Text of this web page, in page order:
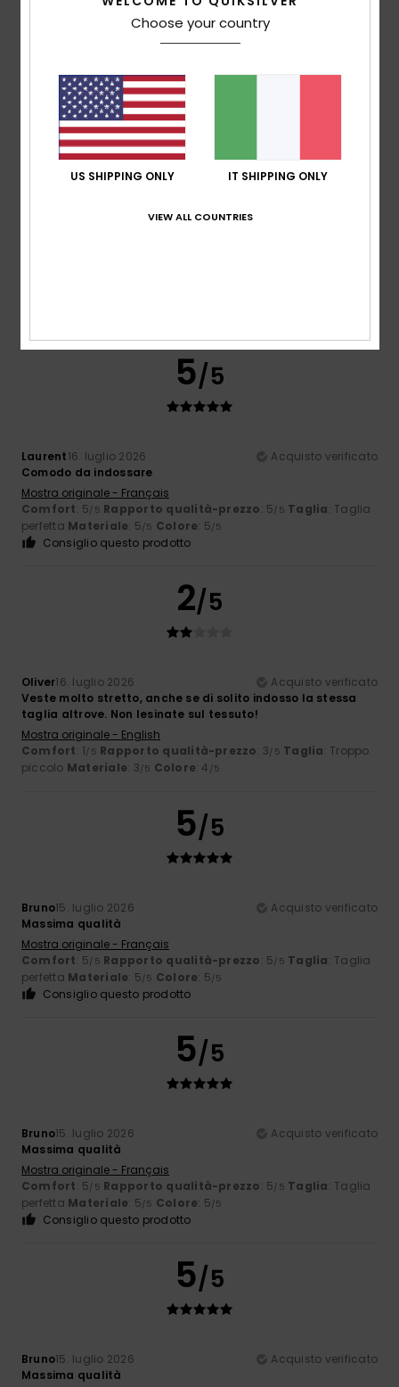
17. luglio 2026
Acquisto verificato
Mostra originale - Français
Colore: 5/5
Consiglio questo prodotto
5 /5
5/5
Laurent16. luglio 2026
Acquisto verificato
Comodo da indossare
Mostra originale - Français
Comfort: 5/5 Rapporto qualità-prezzo: 5/5 Taglia: Taglia
perfetta Materiale: 5/5 Colore: 5/5
Consiglio questo prodotto
2/5
Oliver16. luglio 2026
Acquisto verificato
Veste molto stretto, anche se di solito indosso la stessa
taglia altrove. Non lesinate sul tessuto!
Mostra originale - English
Comfort: 1/5 Rapporto qualità-prezzo: 3/5 Taglia: Troppo
piccolo Materiale: 3/5 Colore: 4 /5
5/5
Bruno15. luglio 2026
Acquisto verificato
Massima qualità
Mostra originale - Français
Comfort: 5/5 Rapporto qualità-prezzo: 5/5 Taglia: Taglia
perfetta Materiale: 5/5 Colore: 5/5
Consiglio questo prodotto
5/5
Bruno15. luglio 2026
Acquisto verificato
Massima qualità
Mostra originale - Français
Comfort: 5/5 Rapporto qualità-prezzo: 5/5 Taglia: Taglia
perfetta Materiale: 5/5 Colore: 5/5
Consiglio questo prodotto
5/5
Bruno15. luglio 2026
Acquisto verificato
Massima qualità
Choose your country
US SHIPPING ONLY IT SHIPPING ONLY
VIEW ALL COUNTRIES